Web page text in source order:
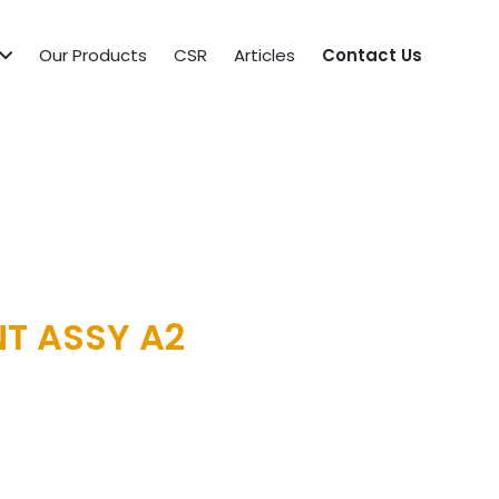
Our Products CSR Articles Contact Us
ASSY A2